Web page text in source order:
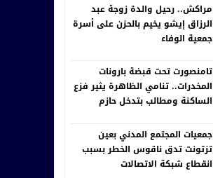
مراكش.. رحيل والدة زوجة عبد
الرزاق إيشو يخيم بالحزن على أسرة
جمعية الوفاء
تامنصورت تحت قبضة بارونات
المخدرات.. تنامي الظاهرة يثير فزع
الساكنة ومطالب بتدخل حازم
جمعيات المجتمع المدني بعين
تزتونت تدق ناقوس الخطر بسبب
انقطاع شبكة الاتصالات